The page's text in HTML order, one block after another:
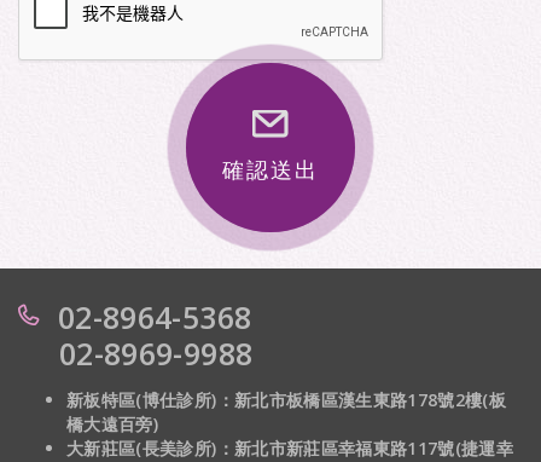
確認送出
02-8964-5368
02-8969-9988
新板特區(博仕診所)：新北市板橋區漢生東路178號2樓(板
橋大遠百旁)
大新莊區(長美診所)： 新北市新莊區幸福東路117號(捷運幸